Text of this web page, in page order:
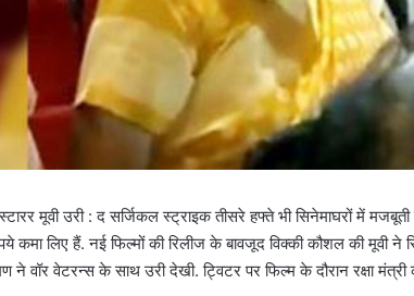
मूवी उरी : द सर्जिकल स्ट्राइक तीसरे हफ्ते भी सिनेमाघरों में
कमा लिए हैं. नई फिल्मों की रिलीज के बावजूद विक्की कौशल की मूवी ने
ने वॉर वेटरन्स के साथ उरी देखी. ट्विटर पर फिल्म के दौरान रक्षा